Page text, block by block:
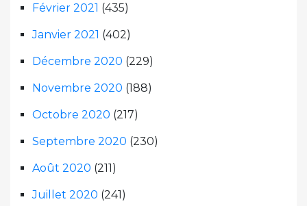
Février 2021 (435)
Janvier 2021 (402)
Décembre 2020 (229)
Novembre 2020 (188)
Octobre 2020 (217)
Septembre 2020 (230)
Août 2020 (211)
Juillet 2020 (241)